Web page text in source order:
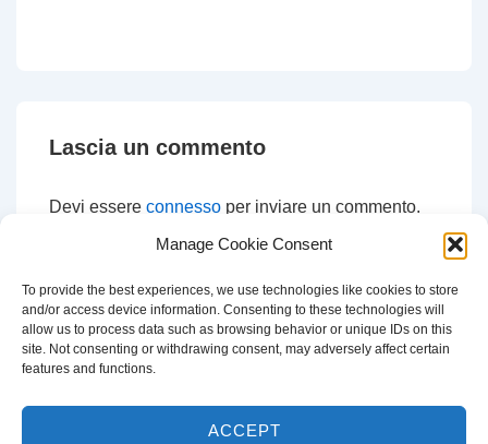
Manage Cookie Consent
To provide the best experiences, we use technologies like cookies to store
and/or access device information. Consenting to these technologies will
allow us to process data such as browsing behavior or unique IDs on this
site. Not consenting or withdrawing consent, may adversely affect certain
features and functions.
ACCEPT
Lascia un commento
Devi essere connesso per inviare un commento.
CERCA
Cerca: